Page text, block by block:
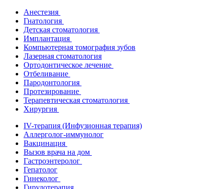
Анестезия
Гнатология
Детская стоматология
Имплантация
Компьютерная томография зубов
Лазерная стоматология
Ортодонтическое лечение
Отбеливание
Пародонтология
Протезирование
Терапевтическая стоматология
Хирургия
IV-терапия (Инфузионная терапия)
Аллерголог-иммунолог
Вакцинация
Вызов врача на дом
Гастроэнтеролог
Гепатолог
Гинеколог
Гирудотерапия